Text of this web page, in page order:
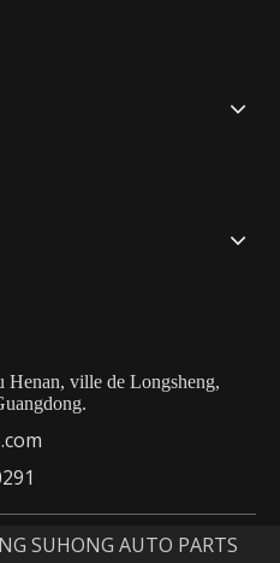
Henan, ville de Longsheng,
SUHONG AUTO PARTS